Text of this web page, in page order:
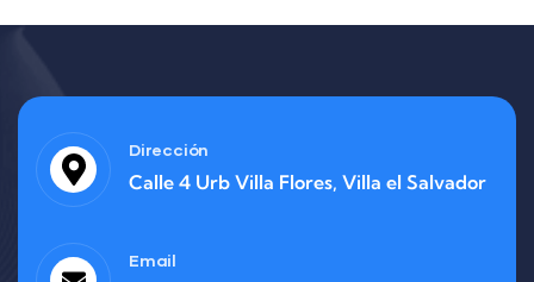
Dirección
Calle 4 Urb Villa Flores, Villa el Salvador
Email